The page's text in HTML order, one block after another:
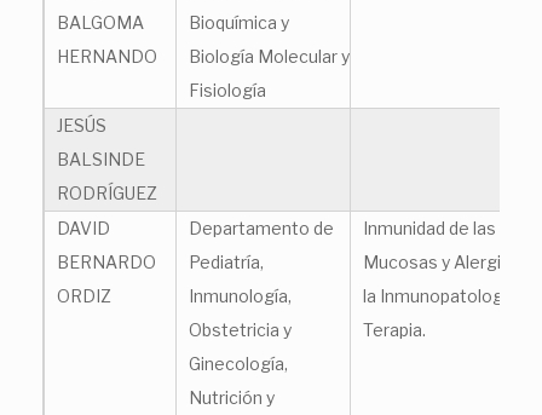
BALGOMA
HERNANDO
Bioquímica y
Biología Molecular y
Fisiología
JESÚS
BALSINDE
RODRÍGUEZ
DAVID
BERNARDO
ORDIZ
Departamento de
Pediatría,
Inmunología,
Obstetricia y
Ginecología,
Nutrición y
Inmunidad de las
Mucosas y Alergia: de
la Inmunopatología a
Terapia.